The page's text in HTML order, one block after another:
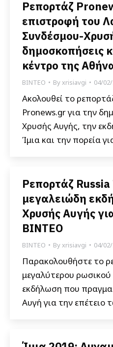
Ρεπορτάζ
επιστροφή του
Συνδέσμου-
δημοσκοπήσεις
κέντρο της
ΒΙΝΤΕΟ Byxrisiavgi 04/
Ακολουθεί το
Pronews.gr για την
Χρυσής Αυγής, την
Ίμια και την πορεία
Ρεπορτάζ
μεγαλειώδη
Χρυσής Αυγής
ΒΙΝΤΕΟ
ΒΙΝΤΕΟ Byxrisiavgi 04/
Παρακολουθήστε το
μεγαλύτερου
εκδήλωση που
Αυγή για την επέτειο